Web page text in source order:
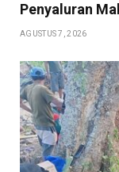
Penyaluran
AGUSTUS 7, 2026